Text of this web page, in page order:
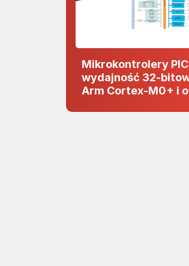
Mikrokontrolery
wydajność 32-
Arm Cortex-M0+ i